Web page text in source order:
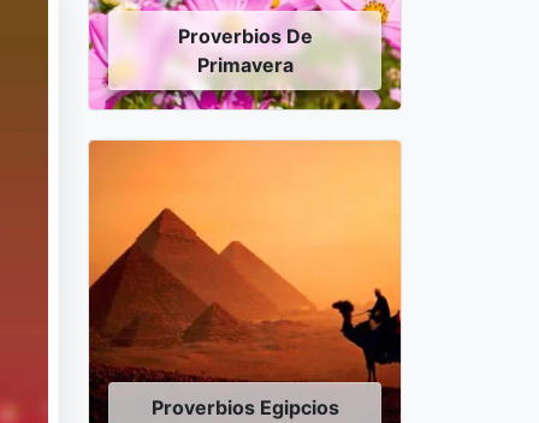
Proverbios De
Primavera
Proverbios Egipcios